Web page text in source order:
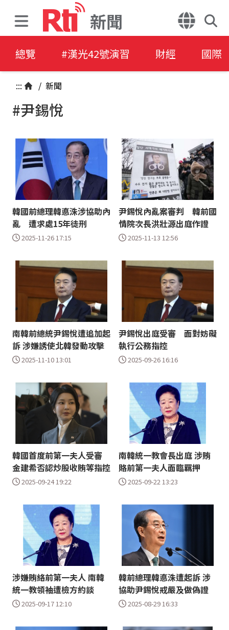
新聞
總覽 #漢光42號演習 財經 國際
::: / 新聞
#尹錫悅
韓國前總理韓悳洙涉協助內
亂 遭求處15年徒刑
2025-11-26 17:15
尹錫悅內亂案審判 韓前國
情院次長洪壯源出庭作證
2025-11-13 12:56
南韓前總統尹錫悅遭追加起
訴 涉嫌誘使北韓發動攻擊
2025-11-10 13:01
尹錫悅出庭受審 面對妨礙
執行公務指控
2025-09-26 16:16
韓國首度前第一夫人受審
金建希否認炒股收賄等指控
2025-09-24 19:22
南韓統一教會長出庭 涉賄
賂前第一夫人面臨羈押
2025-09-22 13:23
涉嫌賄絡前第一夫人 南韓
統一教領袖遭檢方約談
2025-09-17 12:10
韓前總理韓悳洙遭起訴 涉
協助尹錫悅戒嚴及做偽證
2025-08-29 16:33